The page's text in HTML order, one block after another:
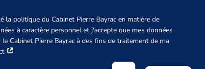
la politique du Cabinet Pierre Bayrac en matière de
à caractère personnel et j'accepte que mes données
Cabinet Pierre Bayrac à des fins de traitement de ma